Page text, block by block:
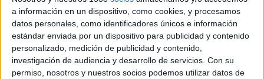
a información en un dispositivo, como cookies, y procesamos
datos personales, como identificadores únicos e información
estándar enviada por un dispositivo para publicidad y contenido
personalizado, medición de publicidad y contenido,
investigación de audiencia y desarrollo de servicios. Con su
permiso, nosotros y nuestros socios podemos utilizar datos de
identificados con sus propuestas gracias,
precisamente, a una alineación entre los valores
de la marca y la personalidad y estilo de vida del
consumidor”.